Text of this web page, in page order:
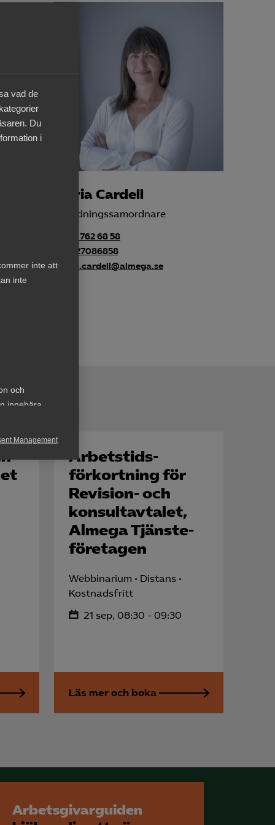
vad de
Du
i
inte att
inte
och
innebära
att kunna
Management
Maria Cardell
Utbildningssamordnare
+46 8 762 68 58
+46727086858
maria.cardell@almega.se
Arbetstids-
förkortning för
Revision- och
konsult­avtalet,
Almega Tjänste­
företagen
Webbinarium
Distans
Kostnadsfritt
21 sep, 08:30 - 09:30
Läs mer och boka
Arbetsgivarguiden